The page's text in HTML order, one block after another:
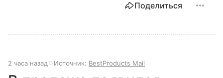
Поделиться
2 часа назад Источник: BestProducts Mail